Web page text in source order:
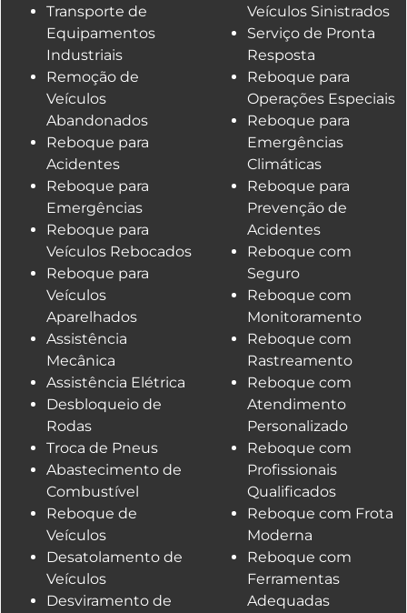
Transporte de
Equipamentos
Industriais
Remoção de
Veículos
Abandonados
Reboque para
Acidentes
Reboque para
Emergências
Reboque para
Veículos Rebocados
Reboque para
Veículos
Aparelhados
Assistência
Mecânica
Assistência Elétrica
Desbloqueio de
Rodas
Troca de Pneus
Abastecimento de
Combustível
Reboque de
Veículos
Desatolamento de
Veículos
Desviramento de
Veículos Sinistrados
Serviço de Pronta
Resposta
Reboque para
Operações Especiais
Reboque para
Emergências
Climáticas
Reboque para
Prevenção de
Acidentes
Reboque com
Seguro
Reboque com
Monitoramento
Reboque com
Rastreamento
Reboque com
Atendimento
Personalizado
Reboque com
Profissionais
Qualificados
Reboque com Frota
Moderna
Reboque com
Ferramentas
Adequadas